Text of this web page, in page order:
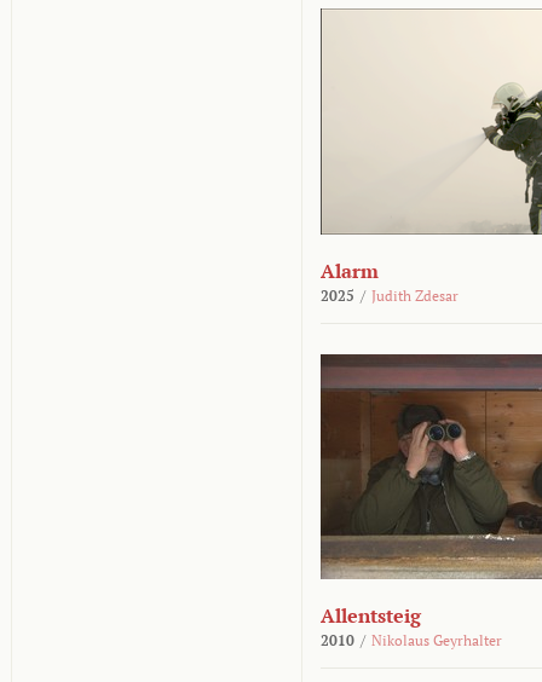
Alarm
2025 / Judith Zdesar
Allentsteig
2010 / Nikolaus Geyrhalter